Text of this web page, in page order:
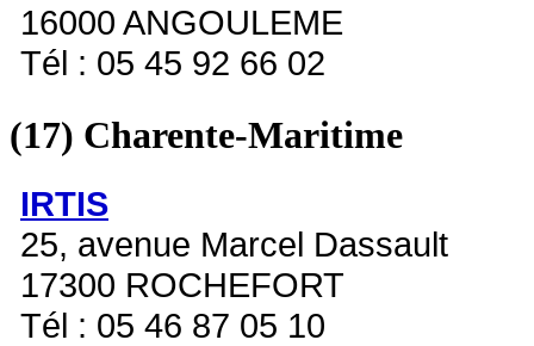
16000 ANGOULEME
Tél : 05 45 92 66 02
(17) Charente-Maritime
IRTIS
25, avenue Marcel Dassault
17300 ROCHEFORT
Tél : 05 46 87 05 10